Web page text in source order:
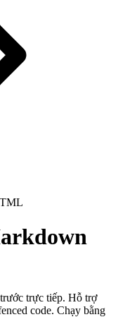
trực tiếp. Hỗ trợ
code. Chạy bằng